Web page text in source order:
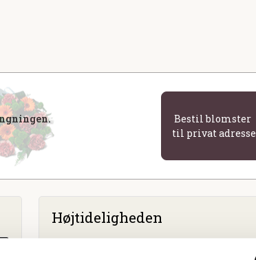
Bestil blomster
til privat adresse
Højtideligheden